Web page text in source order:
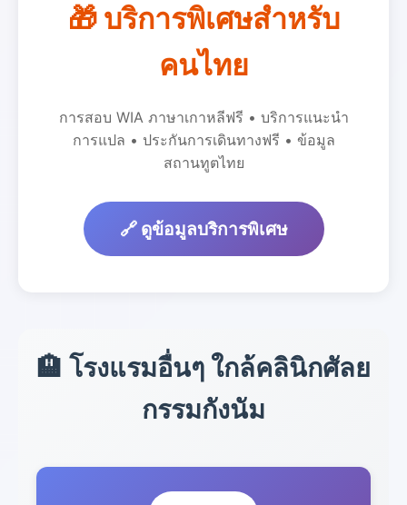
🎁 บริการพิเศษสำหรับ
คนไทย
การสอบ WIA ภาษาเกาหลีฟรี • บริการแนะนำ
การแปล • ประกันการเดินทางฟรี • ข้อมูล
สถานทูตไทย
🔗 ดูข้อมูลบริการพิเศษ
🏨 โรงแรมอื่นๆ ใกล้คลินิกศัลย
กรรมกังนัม